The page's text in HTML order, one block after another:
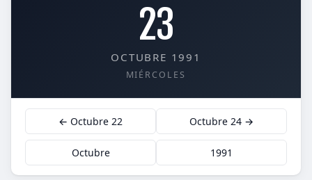
23
OCTUBRE 1991
MIÉRCOLES
← Octubre 22 Octubre 24 →
Octubre 1991